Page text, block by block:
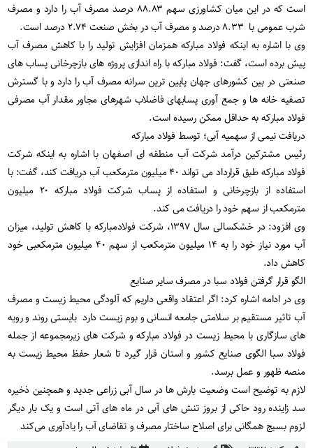
است که در این میان کشاورزی سهم ۸۸.۸۳ درصد مصرف آب را دارد و مصرف
شرب عمومی با ۸.۳۳ درصد و مصرف آب در بخش صنعت ۲.۷۴ درصد است.
وی با اشاره به اینکه فولاد مبارکه همزمان افزایش تولید را با کاهش مصرف آب
پیش برده است، گفت: فولاد مبارکه با راه اندازی پروژه های بازچرخانی پساب های
صنعتی در بین کشورهای جهان پایین ترین سرانه مصرف آب را دارد و با گسترش
تصفیه خانه ها و جمع آوری پسابهای فاضلاب شهرهای مجاور مقدار آب مصرفی
فولاد مبارکه به حداقل ممکن رسیده است.
دریافت نیمی از سهمیه آبی؛ توسط فولاد مبارکه
رئیس مشترکین درآمد شرکت آب منطقه ای اصفهان با اشاره به اینکه شرکت
فولاد مبارکه طبق قرارداد می تواند ۴۰ میلیون مترمکعب آب دریافت کند، گفت: با
استفاده از بازچرخانی و استفاده از پساب شرکت فولاد مبارکه ۲۰ میلیون
مترمکعب از سهم خود را دریافت می کند.
وی افزود: در خشکسالی سال ۱۳۹۷، شرکت فولادمبارکه با کاهش تولید، میزان
آب مورد نیاز خود را به ۱۴ میلیون مترمکعب از سهم ۴۰ میلیون مترمکعبی خود
کاهش داد.
الگو قرار گرفتن فولاد سبا در مصرف سایر صنایع
وی در ادامه اشاره کرد: اگر اعتقاد واقعی داریم که آلودگی محیط زیست و مصرف
آب تاثیر مستقیم بر سلامتی جامعه انسانی و بوم زیست دارد بایستی روند و رویه
های سازگاری با محیط زیست در فولاد مبارکه و شرکت های زیرمجموعه از جمله
فولاد سبا الگوی صنایع کشور و استان قرار گیرد تا شعار حفظ محیط زیست به
منصه ظهور و عمل برسد.
لازم به توضیح است وضعیت بارش ها در سال آبی زراعی جدید و همچنین ذخیره
سد زاینده رود حاکی از بروز تنش های آبی در ماه های آتی است و یک بار دیگر
لزوم بسیج همگانی برای اصلاح ساختار مصرف و تقاضای آب را یادآوری می‌کند